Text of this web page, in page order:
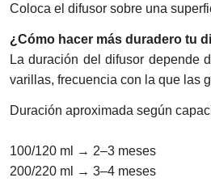
Coloca el difusor sobre una
¿Cómo hacer más duradero tu
La duración del difusor depende
varillas, frecuencia con la que las
Duración aproximada según
100/120 ml → 2–3 meses
200/220 ml → 3–4 meses